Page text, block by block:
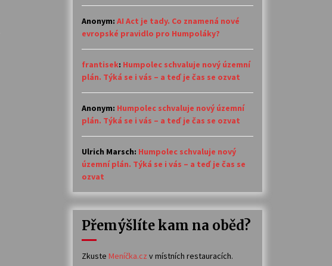
Anonym: AI Act je tady. Co znamená nové
evropské pravidlo pro Humpoláky?
frantisek: Humpolec schvaluje nový územní
plán. Týká se i vás – a teď je čas se ozvat
Anonym: Humpolec schvaluje nový územní
plán. Týká se i vás – a teď je čas se ozvat
Ulrich Marsch: Humpolec schvaluje nový
územní plán. Týká se i vás – a teď je čas se
ozvat
Přemýšlíte kam na oběd?
Zkuste Meníčka.cz v místních restauracích.